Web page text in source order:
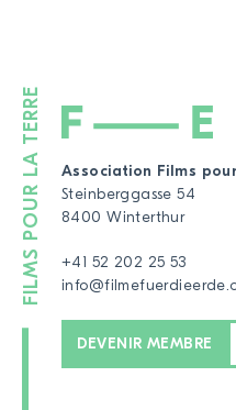
Association Films
Steinberggasse 54
8400 Winterthur
+41 52 202 25 53
DEVENIR MEMBRE